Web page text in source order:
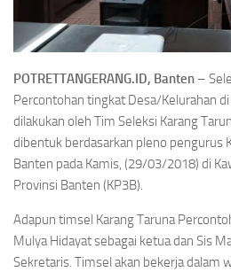
POTRETTANGERANG.ID, Banten –
Percontohan tingkat Desa/Kelurahan
dilakukan oleh Tim Seleksi Karang
dibentuk berdasarkan pleno pengurus
Banten pada Kamis, (29/03/2018) di
Provinsi Banten (KP3B).
Adapun timsel Karang Taruna
Mulya Hidayat sebagai ketua dan Sis
Sekretaris. Timsel akan bekerja dalam